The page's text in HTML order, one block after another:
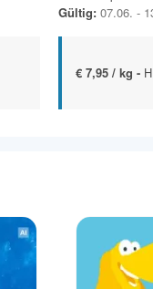
Gültig: 07.06. -
€ 7,95 / kg -